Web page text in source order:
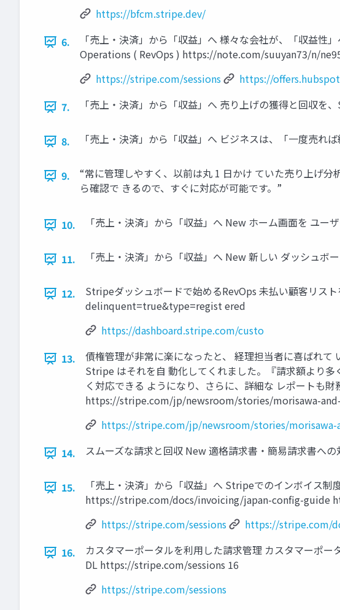
https://bfcm.stripe.dev/
6.
「売上・決済」から「収益」へ 様々な会社が、「収益
Operations ( RevOps ) https://note.com/suuyan73/n/
https://stripe.com/sessions
https://
7.
「売上・決済」から「収益」へ 売り上げの獲得と回収を
8. 「売上・決済」から「収益」へ ビジネスは、「一度売れ
9.
“常に管理しやすく、以前は丸 1 日かけ ていた売り上げ
ら確認で きるので、すぐに対応が可能です。”
10. 「売上・決済」から「収益」へ New ホーム画面を ユー
11. 「売上・決済」から「収益」へ New 新しい ダッシュボ
12.
Stripeダッシュボードで始めるRevOps 未払い顧客リ
delinquent=true&type=regist ered
https://dashboard.stripe.com/custo
13.
債権管理が非常に楽になったと、 経理担当者に喜ばれて
Stripe はそれを自 動化してくれました。『請求額より
く対応できる ようになり、さらに、詳細な レポートも
https://stripe.com/jp/newsroom/stories/morisawa-
https://stripe.com/jp/newsroom/stories/morisawa-
14.
スムーズな請求と回収 New 適格請求書・簡易請求書への
15.
「売上・決済」から「収益」へ Stripeでのインボイス
https://stripe.com/docs/invoicing/japan-config-guide
https://stripe.com/sessions
https://stripe.com/
16.
カスタマーポータルを利用した請求管理 カスタマーポ
DL https://stripe.com/sessions 16
https://stripe.com/sessions